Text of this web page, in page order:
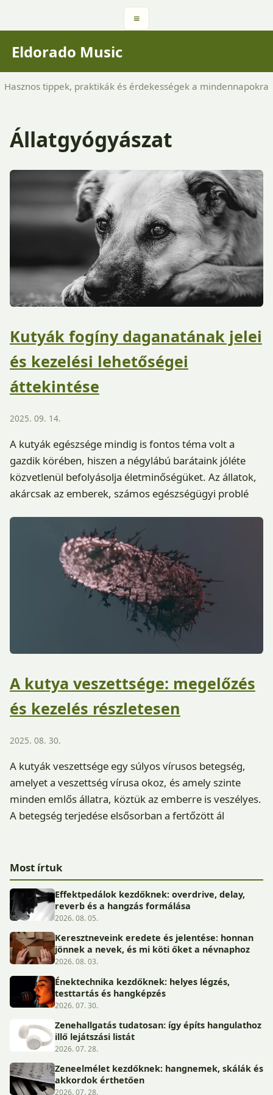
≡
Eldorado Music
Hasznos tippek, praktikák és érdekességek a mindennapokra
Állatgyógyászat
Kutyák fogíny daganatának jelei
és kezelési lehetőségei
áttekintése
2025. 09. 14.
A kutyák egészsége mindig is fontos téma volt a
gazdik körében, hiszen a négylábú barátaink jóléte
közvetlenül befolyásolja életminőségüket. Az állatok,
akárcsak az emberek, számos egészségügyi problé
A kutya veszettsége: megelőzés
és kezelés részletesen
2025. 08. 30.
A kutyák veszettsége egy súlyos vírusos betegség,
amelyet a veszettség vírusa okoz, és amely szinte
minden emlős állatra, köztük az emberre is veszélyes.
A betegség terjedése elsősorban a fertőzött ál
Most írtuk
Effektpedálok kezdőknek: overdrive, delay,
reverb és a hangzás formálása
2026. 08. 05.
Keresztneveink eredete és jelentése: honnan
jönnek a nevek, és mi köti őket a névnaphoz
2026. 08. 03.
Énektechnika kezdőknek: helyes légzés,
testtartás és hangképzés
2026. 07. 30.
Zenehallgatás tudatosan: így építs hangulathoz
illő lejátszási listát
2026. 07. 28.
Zeneelmélet kezdőknek: hangnemek, skálák és
akkordok érthetően
2026. 07. 28.